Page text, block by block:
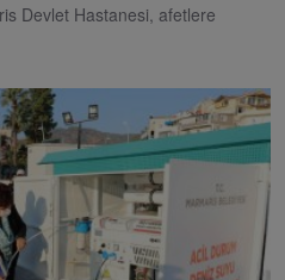
Devlet Hastanesi, afetlere